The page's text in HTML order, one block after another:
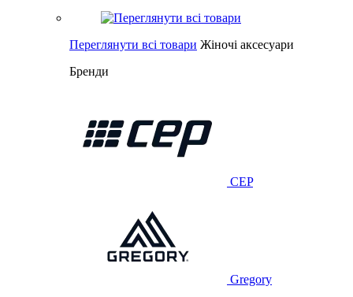
Переглянути всі товари Жіночі аксесуари
Бренди
CEP
Gregory